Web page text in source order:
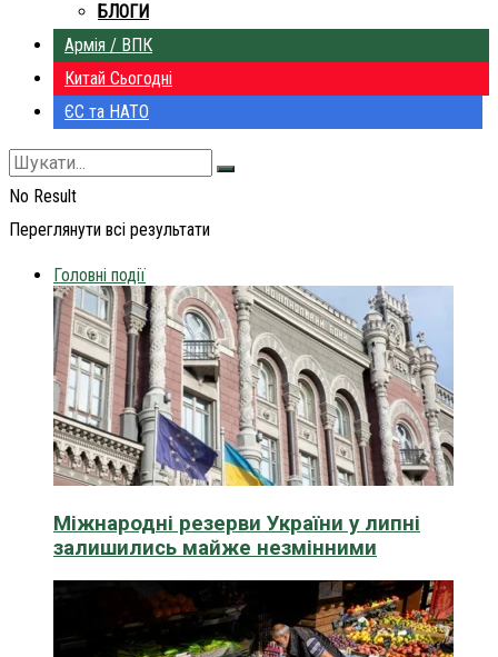
БЛОГИ
Армія / ВПК
Китай Сьогодні
ЄС та НАТО
No Result
Переглянути всі результати
Головні події
Міжнародні резерви України у липні
залишились майже незмінними